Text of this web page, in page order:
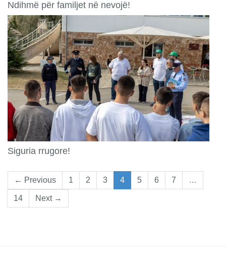
Ndihmë për familjet në nevojë!
Siguria rrugore!
← Previous 1 2 3 4 5 6 7 …
14 Next →